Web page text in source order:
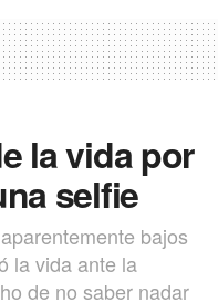
la vida por
selfie
bajos
la vida ante la
de no saber nadar